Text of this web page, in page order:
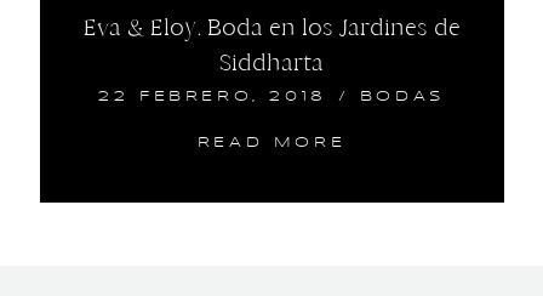
Eva & Eloy. Boda en los Jardines de
Siddharta
22 FEBRERO, 2018 / BODAS
READ MORE